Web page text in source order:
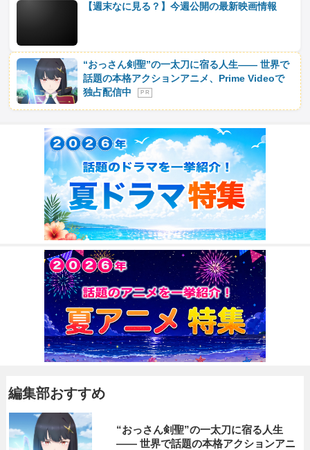
【週末なに見る？】今週公開の最新映画情報
“おっさん剣聖”の一太刀に宿る人生―― 世界で
話題の本格アクションアニメ、Prime Videoで
独占配信中
P R
編集部おすすめ
“おっさん剣聖”の一太刀に宿る人生
―― 世界で話題の本格アクションアニ